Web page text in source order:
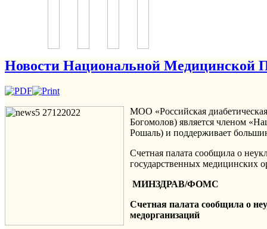
Новости Национальной Медицинской
МОО «Российская
Богомолов) является членом
Рошаль) и поддерживает
Счетная палата сообщила о
государственных медицинских
МИНЗДРАВ/ФОМС
Счетная палата сообщила о
медорганизаций